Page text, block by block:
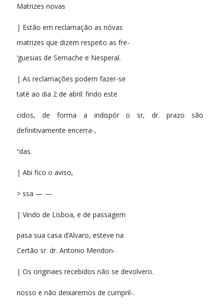
Matrizes novas
| Estão em reclamação as nóvas
matrizes que dizem respeito as fre-
‘guesias de Sernache e Nesperal.
| As reclamações podem fazer-se
taté ao dia 2 de abril: findo este
cidos, de forma a indispór o sr, dr. prazo são
definitivamente encerra-,
“das.
| Abi fico o aviso,
> ssa — —
| Vindo de Lisboa, e de passagem
pasa sua casa d’Alvaro, esteve na
Certão sr. dr. Antonio Mendon-
| Os originaes recebidos não se devolvero.
nosso e não deixaremos de cumpril-.